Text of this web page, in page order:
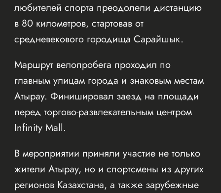
любителей спорта преодолели дистанцию
в 80 километров, стартовав от
средневекового городища Сарайшык.
Маршрут велопробега проходил по
главным улицам города и знаковым местам
Атырау. Финишировал заезд на площади
перед торгово-развлекательным центром
Infinity Mall.
В мероприятии приняли участие не только
жители Атырау, но и спортсмены из других
регионов Казахстана, а также зарубежные